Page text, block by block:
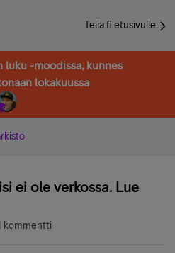
Telia.fi etusivulle
luku -moodissa, kunnes
lokakuussa
ei ole verkossa. Lue
kommentti